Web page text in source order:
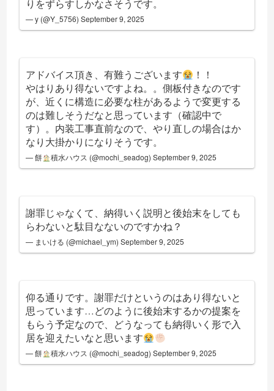
りをずらすしかなさそうです。
— y (@Y_5756)September 9, 2025
アドバイス頂き、有難うございます
！！
やはりあり得ないですよね。。側板付きなのです
が、近くに構造に必要な柱があるようで変更する
のは難しそうだなと思っています（確認中で
す）。内装工事直前なので、やり直しの場合はか
なり大掛かりになりそうです。
— 餅 積水ハウス (@mochi_seadog) September 9, 2025
謝罪じゃなくて、納得いく説明と後始末をしても
らわないと駄目なないのですかね？
— まいける (@michael_ym)September 9, 2025
仰る通りです。謝罪だけというのはあり得ないと
思っています…どのように後始末するかの提案を
もらう予定なので、どうなっても納得いく形で入
居を迎えたいなと思います
— 餅 積水ハウス (@mochi_seadog) September 9, 2025